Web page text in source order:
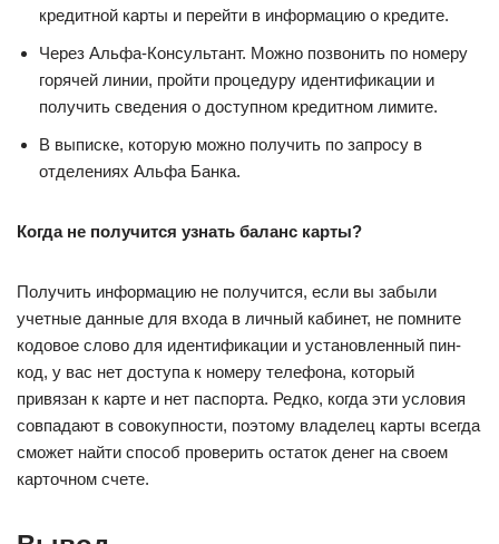
кредитной карты и перейти в информацию о кредите.
Через Альфа-Консультант. Можно позвонить по номеру
горячей линии, пройти процедуру идентификации и
получить сведения о доступном кредитном лимите.
В выписке, которую можно получить по запросу в
отделениях Альфа Банка.
Когда не получится узнать баланс карты?
Получить информацию не получится, если вы забыли
учетные данные для входа в личный кабинет, не помните
кодовое слово для идентификации и установленный пин-
код, у вас нет доступа к номеру телефона, который
привязан к карте и нет паспорта. Редко, когда эти условия
совпадают в совокупности, поэтому владелец карты всегда
сможет найти способ проверить остаток денег на своем
карточном счете.